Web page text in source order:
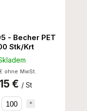
- Becher PET
Stk/Krt
ohne MwSt.
€ / St